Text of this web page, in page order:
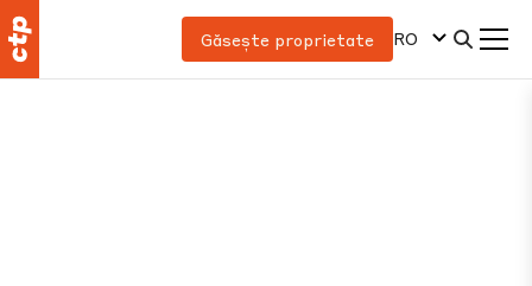
Găsește proprietate RO